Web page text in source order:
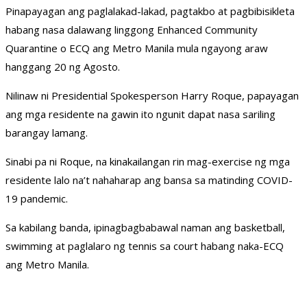
Pinapayagan ang paglalakad-lakad, pagtakbo at pagbibisikleta
habang nasa dalawang linggong Enhanced Community
Quarantine o ECQ ang Metro Manila mula ngayong araw
hanggang 20 ng Agosto.
Nilinaw ni Presidential Spokesperson Harry Roque, papayagan
ang mga residente na gawin ito ngunit dapat nasa sariling
barangay lamang.
Sinabi pa ni Roque, na kinakailangan rin mag-exercise ng mga
residente lalo na’t nahaharap ang bansa sa matinding COVID-
19 pandemic.
Sa kabilang banda, ipinagbagbabawal naman ang basketball,
swimming at paglalaro ng tennis sa court habang naka-ECQ
ang Metro Manila.